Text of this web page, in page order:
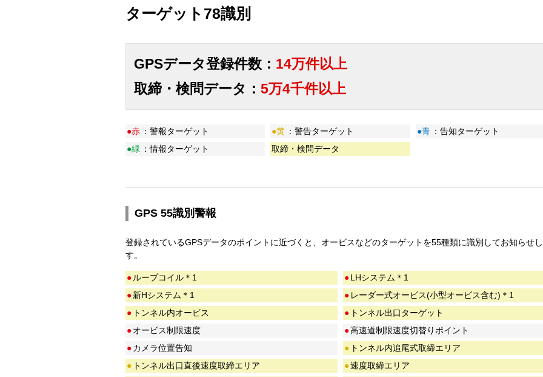
ターゲット78識別
GPSデータ登録件数： 14万件以上
取締・検問データ： 5万4千件以上
●赤 ：警報ターゲット ●黄 ：警告ターゲット ●青 ：告知ターゲット
●緑 ：情報ターゲット 取締・検問データ
GPS 55識別警報
登録されているGPSデータのポイントに近づくと、オービスなどのターゲットを55種類に識別してお知らせ
す。
● ループコイル＊1 ●LHシステム＊1
● 新Hシステム＊1 ● レーダー式オービス(小型オービス含む)＊1
● トンネル内オービス ● トンネル出口ターゲット
● オービス制限速度 ●高速道制限速度切替りポイント
● カメラ位置告知 ● トンネル内追尾式取締エリア
● トンネル出口直後速度取締エリア ●速度取締エリア